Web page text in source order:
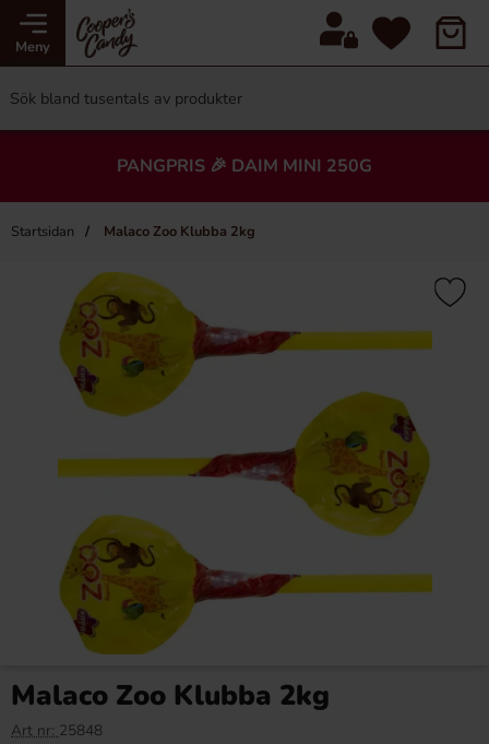
Meny
PANGPRIS 🎉 DAIM MINI 250G
Startsidan Malaco Zoo Klubba 2kg
Malaco Zoo Klubba 2kg
Art nr: 25848